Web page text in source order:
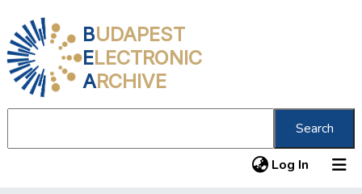
BUDAPEST
ELECTRONIC
ARCHIVE
Search
Log In (current)